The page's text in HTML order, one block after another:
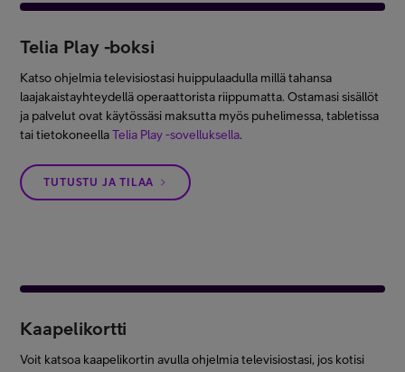
Telia Play -boksi
Katso ohjelmia televisiostasi huippulaadulla millä tahansa
laajakaistayhteydellä operaattorista riippumatta. Ostamasi sisällöt
ja palvelut ovat käytössäsi maksutta myös puhelimessa, tabletissa
tai tietokoneellaTelia Play -sovelluksella.
TUTUSTU JA TILAA
Kaapelikortti
Voit katsoa kaapelikortin avulla ohjelmia televisiostasi, jos kotisi